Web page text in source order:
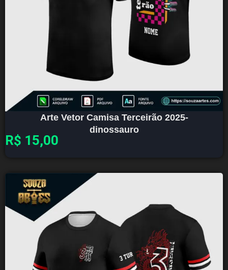
Arte Vetor Camisa Terceirão 2025-
dinossauro
R$ 15,00